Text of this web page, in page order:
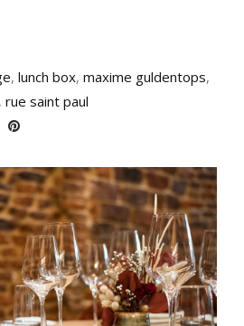
, lunch box, maxime guldentops,
, rue saint paul